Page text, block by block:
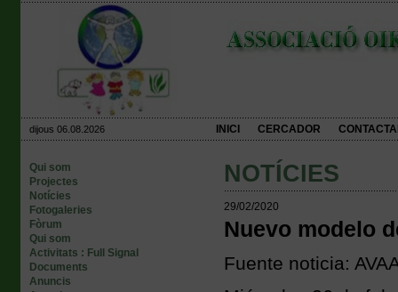
dijous 06.08.2026 INICI CERCADOR
Qui som
Projectes
Notícies
Fotogaleries
Fòrum
Qui som
Activitats : Full Signal
Documents
Anuncis
NOTÍCIES
29/02/2020
Nuevo modelo
Fuente noticia: